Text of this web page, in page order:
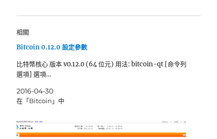
相關
Bitcoin 0.12.0 設定參數
比特幣核心 版本 v0.12.0 (64 位元) 用法: bitcoin-qt [命令列
選項] 選項…
2016-04-30
在「Bitcoin」中